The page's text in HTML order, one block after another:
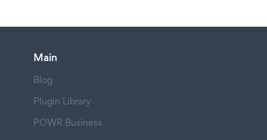
Main
Blog
Plugin Library
POWR Business